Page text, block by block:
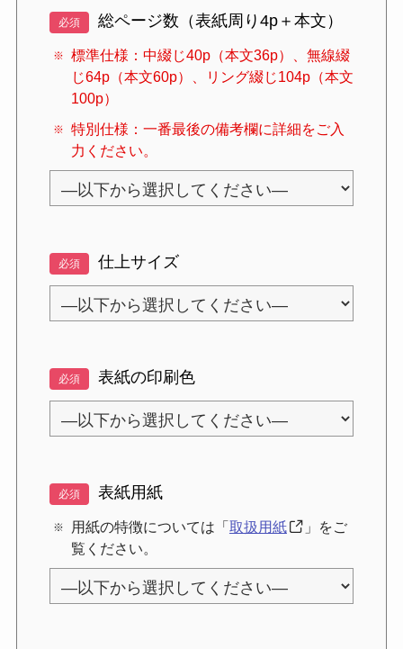
必須 総ページ数（表紙周り4p＋本文）
標準仕様：中綴じ40p（本文36p）、無線綴
じ64p（本文60p）、リング綴じ104p（本文
100p）
特別仕様：一番最後の備考欄に詳細をご入
力ください。
必須 仕上サイズ
必須 表紙の印刷色
必須 表紙用紙
用紙の特徴については「取扱用紙
」をご
覧ください。